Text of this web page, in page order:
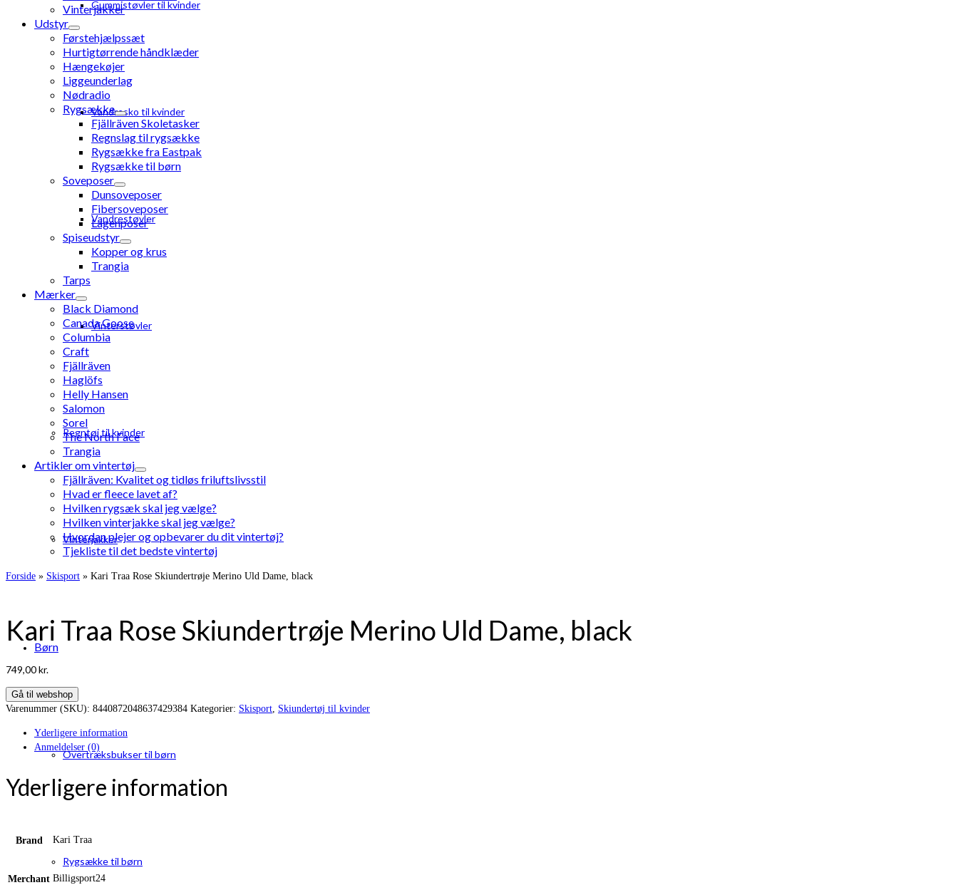
Gummistøvler til kvinder
Vandresko til kvinder
Vandrestøvler
Vinterstøvler
Regntøj til kvinder
Vinterjakker
Børn
Overtræksbukser til børn
Rygsække til børn
Vinterjakker
Udstyr
Førstehjælpssæt
Hurtigtørrende håndklæder
Hængekøjer
Liggeunderlag
Nødradio
Rygsække
Fjällräven Skoletasker
Regnslag til rygsække
Rygsække fra Eastpak
Rygsække til børn
Soveposer
Dunsoveposer
Fibersoveposer
Lagenposer
Spiseudstyr
Kopper og krus
Trangia
Tarps
Mærker
Black Diamond
Canada Goose
Columbia
Craft
Fjällräven
Haglöfs
Helly Hansen
Salomon
Sorel
The North Face
Trangia
Artikler om vintertøj
Fjällräven: Kvalitet og tidløs friluftslivsstil
Hvad er fleece lavet af?
Hvilken rygsæk skal jeg vælge?
Hvilken vinterjakke skal jeg vælge?
Hvordan plejer og opbevarer du dit vintertøj?
Tjekliste til det bedste vintertøj
Forside » Skisport » Kari Traa Rose Skiundertrøje Merino Uld Dame, black
Kari Traa Rose Skiundertrøje Merino Uld Dame, black
749,00kr.
Gå til webshop
Varenummer (SKU): 8440872048637429384 Kategorier: Skisport Skiundertøj til kvinder
Yderligere information
Anmeldelser (0)
Yderligere information
Brand Kari Traa
Merchant Billigsport24